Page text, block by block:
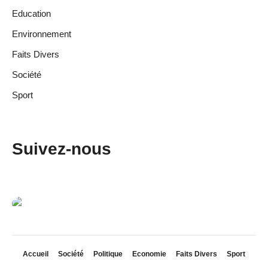
Education
Environnement
Faits Divers
Société
Sport
Suivez-nous
Accueil Société Politique Economie Faits Divers Sport